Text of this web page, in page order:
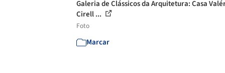
Galeria de Clássicos da Arquitetura: Casa
Cirell ...
Foto
Marcar